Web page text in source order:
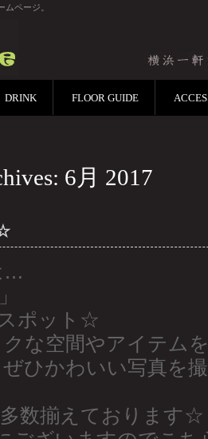
ページ。
DRINK FLOOR GUIDE
6月 2017
…
ポット☆
な空間やアイテム
ひかわいい写真を
多数揃えております☆